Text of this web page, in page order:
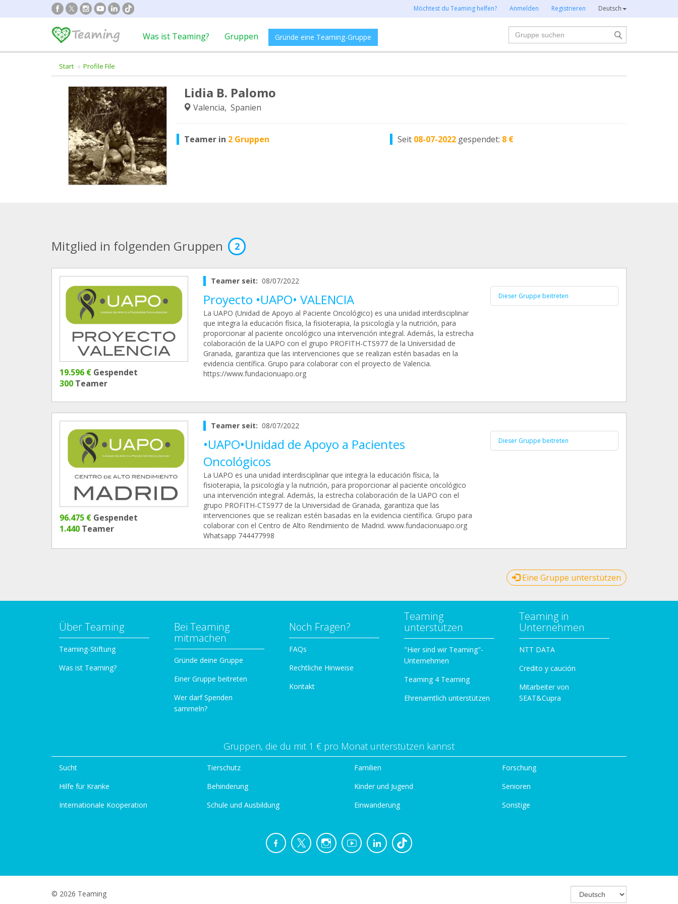
Möchtest du Teaming helfen? Anmelden Registrieren Deutsch
Was ist Teaming? Gruppen Gründe eine Teaming-Gruppe
Suche
Start Profile File
Lidia B. Palomo
Valencia, Spanien
Teamer in 2 Gruppen Seit 08-07-2022 gespendet: 8 €
Mitglied in folgenden Gruppen 2
19.596 € Gespendet
300 Teamer
Teamer seit: 08/07/2022
Proyecto •UAPO• VALENCIA
La UAPO (Unidad de Apoyo al Paciente Oncológico) es una unidad interdisciplinar
que integra la educación física, la fisioterapia, la psicología y la nutrición, para
proporcionar al paciente oncológico una intervención integral. Además, la estrecha
colaboración de la UAPO con el grupo PROFITH-CTS977 de la Universidad de
Granada, garantiza que las intervenciones que se realizan estén basadas en la
evidencia científica. Grupo para colaborar con el proyecto de Valencia.
https://www.fundacionuapo.org
Dieser Gruppe beitreten
96.475 € Gespendet
1.440 Teamer
Teamer seit: 08/07/2022
•UAPO•Unidad de Apoyo a Pacientes
Oncológicos
La UAPO es una unidad interdisciplinar que integra la educación física, la
fisioterapia, la psicología y la nutrición, para proporcionar al paciente oncológico
una intervención integral. Además, la estrecha colaboración de la UAPO con el
grupo PROFITH-CTS977 de la Universidad de Granada, garantiza que las
intervenciones que se realizan estén basadas en la evidencia científica. Grupo para
colaborar con el Centro de Alto Rendimiento de Madrid. www.fundacionuapo.org
Whatsapp 744477998
Dieser Gruppe beitreten
Eine Gruppe unterstützen
Über Teaming
Teaming-Stiftung
Was ist Teaming?
Bei Teaming
mitmachen
Gründe deine Gruppe
Einer Gruppe beitreten
Wer darf Spenden
sammeln?
Noch Fragen?
FAQs
Rechtliche Hinweise
Kontakt
Teaming
unterstützen
"Hier sind wir Teaming"-
Unternehmen
Teaming 4 Teaming
Ehrenamtlich unterstützen
Teaming in
Unternehmen
NTT DATA
Credito y caución
Mitarbeiter von
SEAT&Cupra
Gruppen, die du mit 1 € pro Monat unterstützen kannst
Sucht
Hilfe für Kranke
Internationale Kooperation
Tierschutz
Behinderung
Schule und Ausbildung
Familien
Kinder und Jugend
Einwanderung
Forschung
Senioren
Sonstige
© 2026 Teaming